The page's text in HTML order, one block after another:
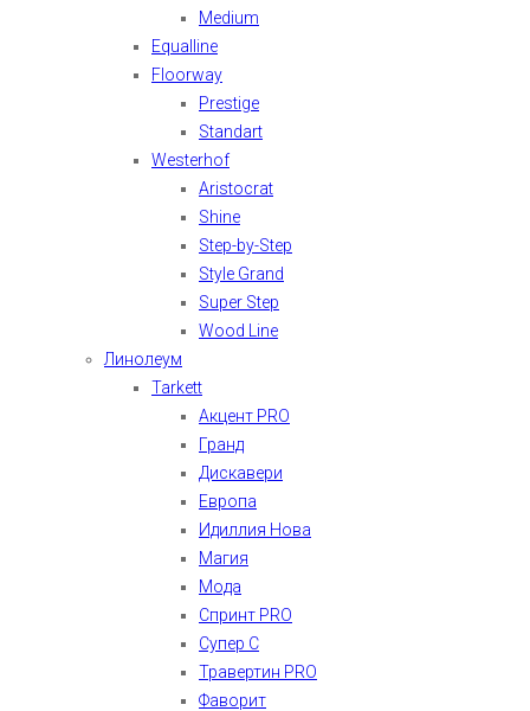
Medium
Equalline
Floorway
Prestige
Standart
Westerhof
Aristocrat
Shine
Step-by-Step
Style Grand
Super Step
Wood Line
Линолеум
Tarkett
Акцент PRO
Гранд
Дискавери
Европа
Идиллия Нова
Магия
Мода
Спринт PRO
Супер С
Травертин PRO
Фаворит